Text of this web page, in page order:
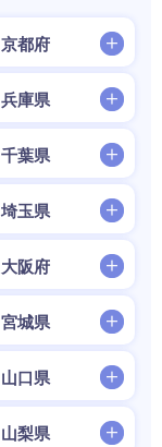
京都府
兵庫県
千葉県
埼玉県
大阪府
宮城県
山口県
山梨県